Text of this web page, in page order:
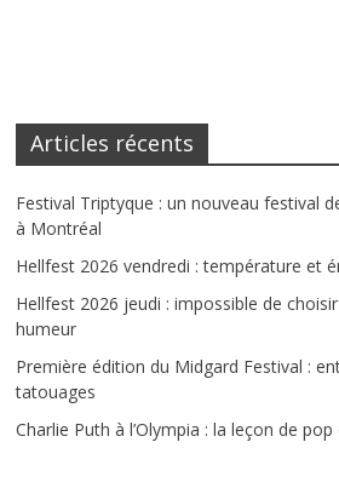
Articles récents
Festival Triptyque : un nouveau festival
à Montréal
Hellfest 2026 vendredi : température et
Hellfest 2026 jeudi : impossible de
humeur
Première édition du Midgard Festival :
tatouages
Charlie Puth à l’Olympia : la leçon de